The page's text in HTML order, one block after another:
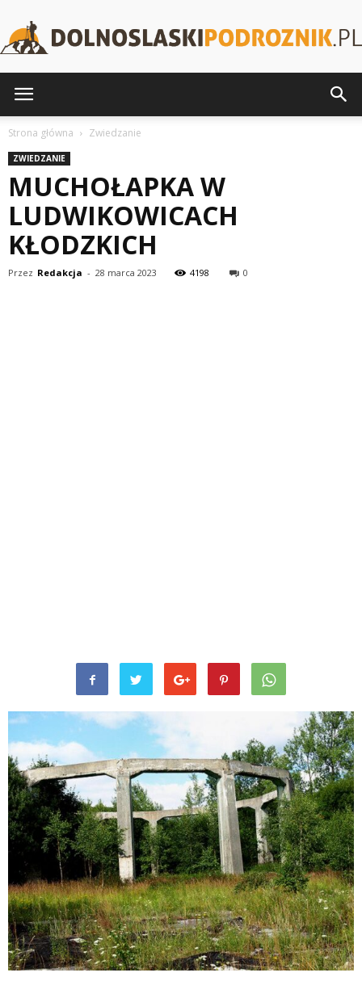
Strona główna Zwiedzanie
ZWIEDZANIE
MUCHOŁAPKA W
LUDWIKOWICACH
KŁODZKICH
Przez Redakcja - 28 marca 2023 4198 0